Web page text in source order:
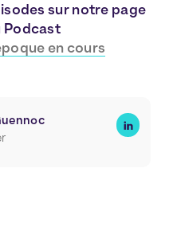
sur notre page
Podcast
en cours